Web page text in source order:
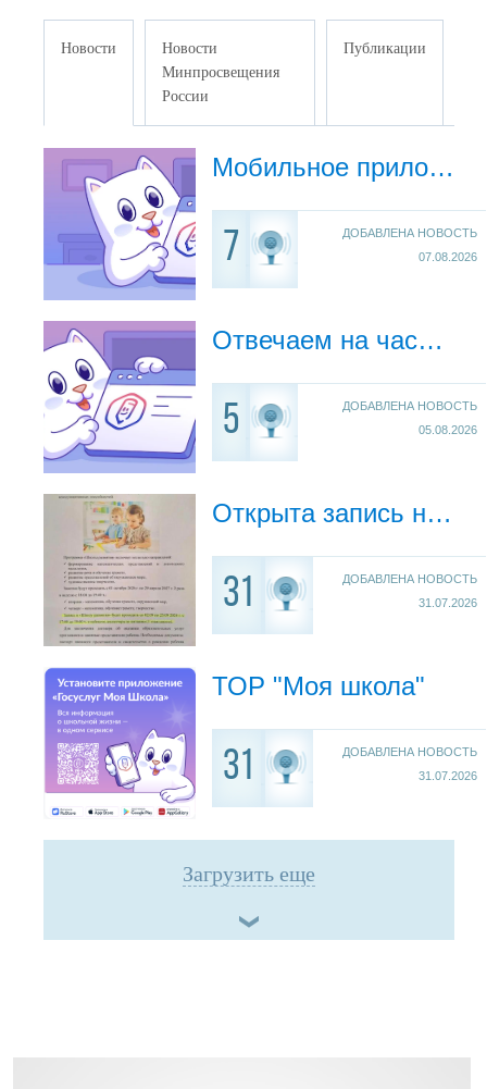
Новости
Новости
Минпросвещения
России
Публикации
Мобильное приложение «Госуслуги Моя школа»
7
ДОБАВЛЕНА НОВОСТЬ
07.08.2026
Отвечаем на часто задаваемые вопросы по приложению Моя школа
5
ДОБАВЛЕНА НОВОСТЬ
05.08.2026
Открыта запись на дополнительные образовательные программы!
31
ДОБАВЛЕНА НОВОСТЬ
31.07.2026
ТОР "Моя школа"
31
ДОБАВЛЕНА НОВОСТЬ
31.07.2026
Загрузить еще